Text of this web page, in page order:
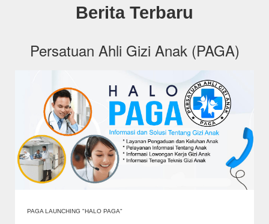
Berita Terbaru
Persatuan Ahli Gizi Anak (PAGA)
PAGA LAUNCHING "HALO PAGA"